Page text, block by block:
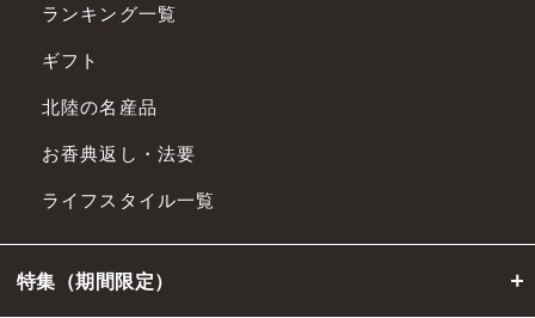
ランキング一覧
ギフト
北陸の名産品
お香典返し・法要
ライフスタイル一覧
特集（期間限定）